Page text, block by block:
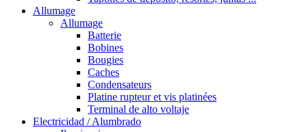
Allumage
Allumage
Batterie
Bobines
Bougies
Caches
Condensateurs
Platine rupteur et vis platinées
Terminal de alto voltaje
Electricidad / Alumbrado